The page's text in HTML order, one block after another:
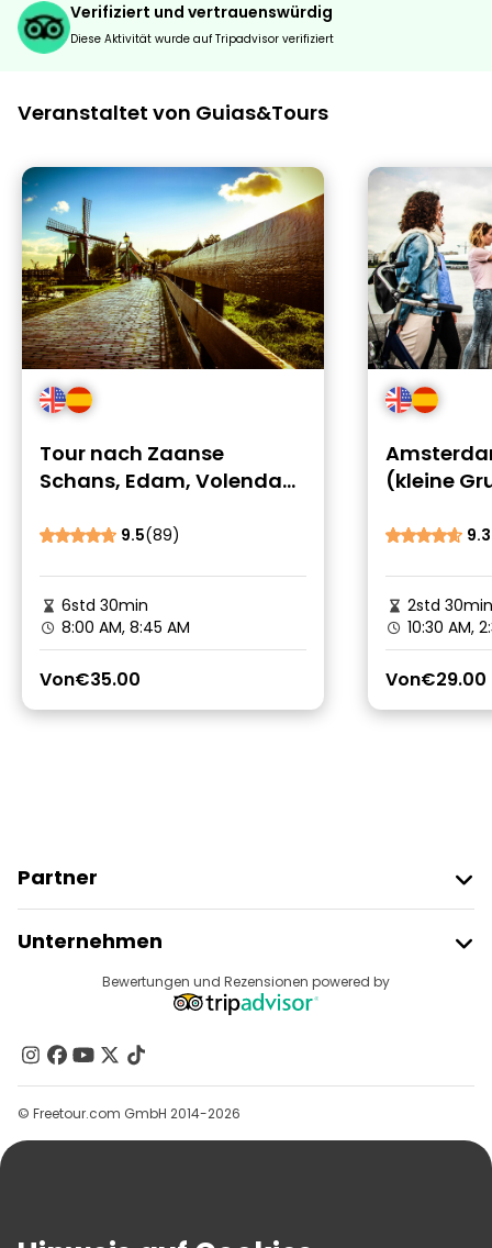
Verifiziert und vertrauenswürdig
Diese Aktivität wurde auf Tripadvisor verifiziert
Veranstaltet von Guias&Tours
Tour nach Zaanse
Schans, Edam, Volendam
9.5(89)
6std 30min
8:00 AM, 8:45 AM
Von€35.00
(kleine
9.3
2std 30min
10:30 AM,
Von€29.00
Partner
Anbieter-Anmeldung
Affiliate-Programm
Unternehmen
Reiseziele
Kontakt
Gruppen
Hilfe
Bewertungen und Rezensionen powered by
© Freetour.com GmbH 2014-2026